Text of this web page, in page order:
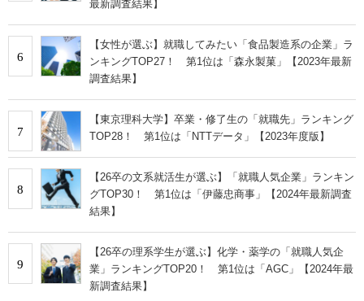
最新調査結果】
6
【女性が選ぶ】就職してみたい「食品製造系の企業」ラ
ンキングTOP27！ 第1位は「森永製菓」【2023年最新
調査結果】
7
【東京理科大学】卒業・修了生の「就職先」ランキング
TOP28！ 第1位は「NTTデータ」【2023年度版】
8
【26卒の文系就活生が選ぶ】「就職人気企業」ランキン
グTOP30！ 第1位は「伊藤忠商事」【2024年最新調査
結果】
9
【26卒の理系学生が選ぶ】化学・薬学の「就職人気企
業」ランキングTOP20！ 第1位は「AGC」【2024年最
新調査結果】